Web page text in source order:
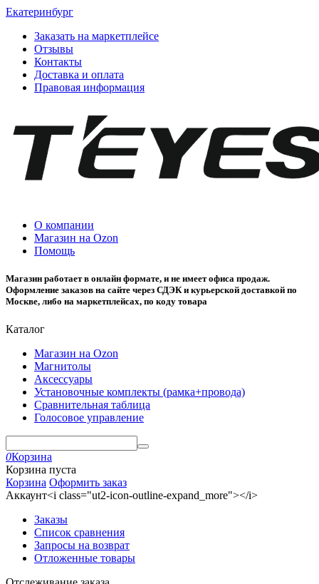
Екатеринбург
Заказать на маркетплейсе
Отзывы
Контакты
Доставка и оплата
Правовая информация
О компании
Магазин на Ozon
Помощь
Магазин работает в онлайн формате, и не имеет офиса продаж.
Оформление заказов на сайте через СДЭК и курьерской доставкой по
Москве, либо на маркетплейсах, по коду товара
Каталог
Магазин на Ozon
Магнитолы
Аксессуары
Установочные комплекты (рамка+провода)
Сравнительная таблица
Голосовое управление
0Корзина
Корзина пуста
Корзина Оформить заказ
Аккаунт<i class="ut2-icon-outline-expand_more"></i>
Заказы
Список сравнения
Запросы на возврат
Отложенные товары